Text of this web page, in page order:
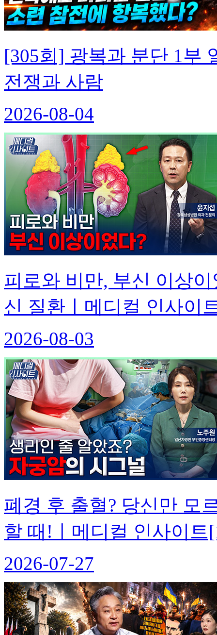
[305회] 광복과 분단 1부
전쟁과 사람
2026-08-04
피로와 비만, 부신 이상
신 질환ㅣ메디컬 인사이
2026-08-03
폐경 후 출혈? 당신만 모
할 때!ㅣ메디컬 인사이트
2026-07-27